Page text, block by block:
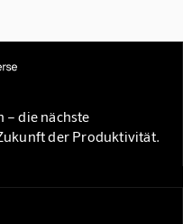
– die nächste
der Produktivität.